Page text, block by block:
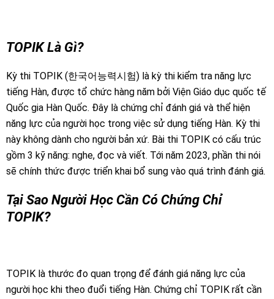
TOPIK Là Gì?
Kỳ thi TOPIK (한국어능력시험) là kỳ thi kiểm tra năng lực
tiếng Hàn, được tổ chức hàng năm bởi Viện Giáo dục quốc tế
Quốc gia Hàn Quốc. Đây là chứng chỉ đánh giá và thể hiện
năng lực của người học trong việc sử dụng tiếng Hàn. Kỳ thi
này không dành cho người bản xứ. Bài thi TOPIK có cấu trúc
gồm 3 kỹ năng: nghe, đọc và viết. Tới năm 2023, phần thi nói
sẽ chính thức được triển khai bổ sung vào quá trình đánh giá.
Tại Sao Người Học Cần Có Chứng Chỉ
TOPIK?
TOPIK là thước đo quan trọng để đánh giá năng lực của
người học khi theo đuổi tiếng Hàn. Chứng chỉ TOPIK rất cần